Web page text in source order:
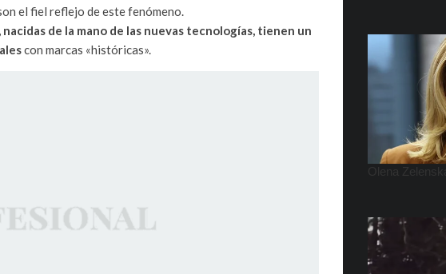
el fiel reflejo de este fenómeno.
de la mano de las nuevas tecnologías, tienen un
con marcas «históricas».